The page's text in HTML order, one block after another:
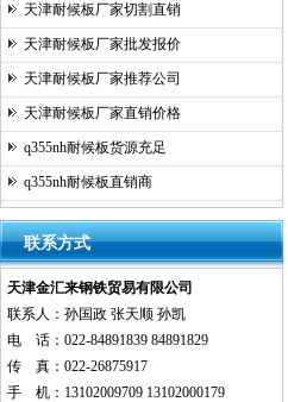
天津耐候板厂家切割直销
天津耐候板厂家批发报价
天津耐候板厂家推荐公司
天津耐候板厂家直销价格
q355nh耐候板货源充足
q355nh耐候板直销商
联系方式
天津金汇来钢铁贸易有限公司
联系人：孙国政 张天顺 孙凯
电 话：022-84891839 84891829
传 真：022-26875917
手 机：13102009709 13102000179